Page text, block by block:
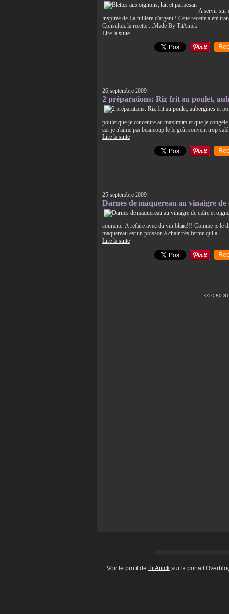
A servir sur
inspirée de La cuillère d'argent ! Cette recette a été
Consultez la recette ...Made By TitAnick
Lire la suite
26 septembre 2009
2 préparations: Riz frit au poulet,
poulet que je concentre au maximum et que je
car je n'aime pas beaucoup le le goût souvent trop
Lire la suite
25 septembre 2009
Darnes de maquereau au vinaigre de
courante. A refaire avec du vin blanc!!! Comme je le
maquereau est un poisson à chair très ferme qui a...
Lire la suite
<< < 10
20
30
40
50
60
70
80 81
Voir le profil de TitAnick sur le portail